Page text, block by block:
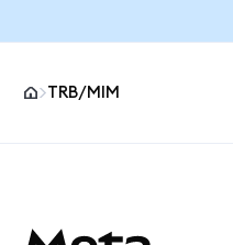
TRB/MIM